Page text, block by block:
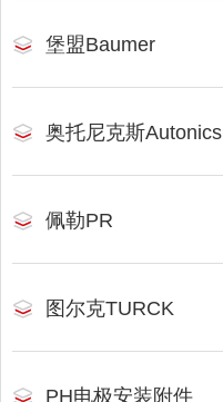
堡盟Baumer
奥托尼克斯Autonics
佩勒PR
图尔克TURCK
PH电极安装附件